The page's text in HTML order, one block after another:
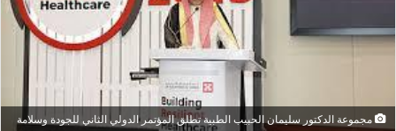
مجموعة الدكتور سليمان الحبيب الطبية تطلق المؤتمر الدولي الثاني للجودة وسلامة